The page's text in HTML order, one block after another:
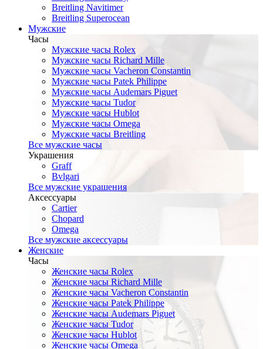
Breitling Navitimer
Breitling Superocean
Мужские
Часы
Мужские часы Rolex
Мужские часы Richard Mille
Мужские часы Vacheron Constantin
Мужские часы Patek Philippe
Мужские часы Audemars Piguet
Мужские часы Tudor
Мужские часы Hublot
Мужские часы Omega
Мужские часы Breitling
Все мужские часы
Украшения
Graff
Bvlgari
Все мужские украшения
Аксессуары
Cartier
Chopard
Omega
Все мужские аксессуары
Женские
Часы
Женские часы Rolex
Женские часы Richard Mille
Женские часы Vacheron Constantin
Женские часы Patek Philippe
Женские часы Audemars Piguet
Женские часы Tudor
Женские часы Hublot
Женские часы Omega